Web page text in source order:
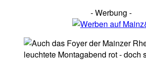
- Werbung -